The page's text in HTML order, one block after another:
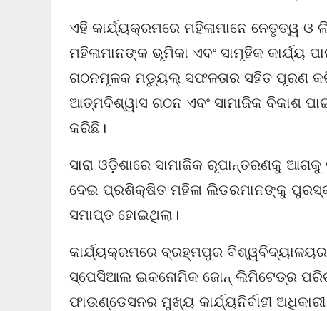
ଏହି କାର୍ଯ୍ୟକ୍ରମରେ ମହିଳାମାନେ ନେତୃତ୍ୱ ଓ
ମହିଳାମାନଙ୍କ ଭୂମିକା ଏବଂ ସାମୂହିକ କାର୍ଯ୍ୟ
ଗଠନମୂଳକ ମଡ୍ୟୁଲ୍ ସଫଳତାର ସହିତ ପୂରଣ
ଆତ୍ମବିଶ୍ୱାସ ଗଠନ ଏବଂ ସାମାଜିକ ବିକାଶ
କରିଛି।
ସାରା ଓଡ଼ିଶାରେ ସାମାଜିକ ରୂପାନ୍ତରଣକୁ
ଦେଇ ପ୍ରଶିକ୍ଷିତ ମହିଳା ଲିଡରମାନଙ୍କୁ
ସମାପ୍ତ ହୋଇଥିଲା।
କାର୍ଯ୍ୟକ୍ରମରେ ବ୍ରହ୍ମପୁର ବିଶ୍ୱବିଦ୍ୟାଳୟର
ସ୍ପେସିଆଲ ଇକନୋମିକ ଜୋନ୍ ଲିମିଟେଡ୍‌ର
ଫାଉଣ୍ଡେସନର ମୁଖ୍ୟ କାର୍ଯ୍ୟନିର୍ବାହୀ